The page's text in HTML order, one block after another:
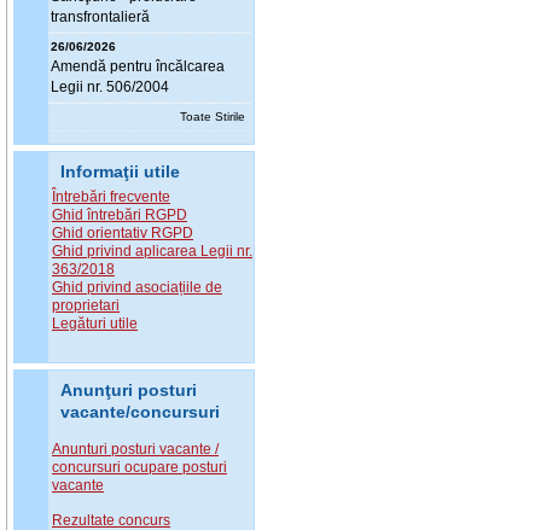
transfrontalieră
26/06/2026
Amendă pentru încălcarea
Legii nr. 506/2004
Toate Stirile
Informaţii utile
Întrebări frecvente
Ghid întrebări RGPD
Ghid orientativ RGPD
Ghid privind aplicarea Legii nr.
363/2018
Ghid privind asociațiile de
proprietari
Legături utile
Anunţuri posturi
vacante/concursuri
Anunturi posturi vacante /
concursuri ocupare posturi
vacante
Rezultate concurs